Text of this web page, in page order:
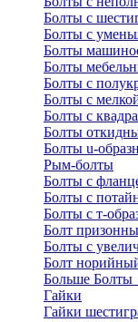
Болты с
Болты с
Болты
Болты
Болты с
Болты с
Болты с
Болты
Болты u-
Рым-болты
Болты с
Болты с
Болты с т-
Болт
Болты с
Болт
Больше Болты
Гайки
Гайки